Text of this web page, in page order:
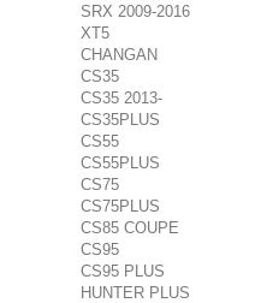
SRX 2009-2016
XT5
CHANGAN
CS35
CS35 2013-
CS35PLUS
CS55
CS55PLUS
CS75
CS75PLUS
CS85 COUPE
CS95
CS95 PLUS
HUNTER PLUS